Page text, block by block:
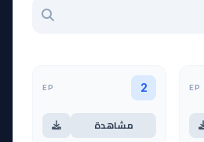
EP
2
EP
مشاهدة